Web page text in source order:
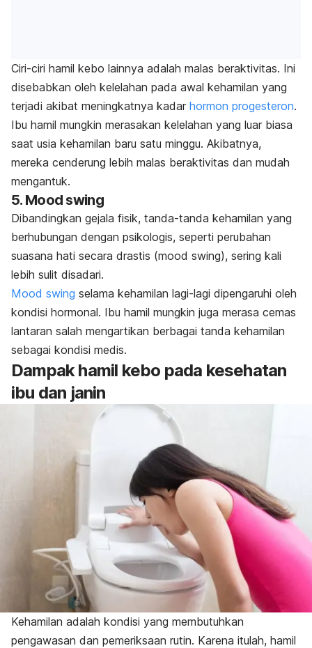
Ciri-ciri hamil kebo lainnya adalah malas beraktivitas. Ini
disebabkan oleh kelelahan pada awal kehamilan yang
terjadi akibat meningkatnya kadar hormon progesteron.
Ibu hamil mungkin merasakan kelelahan yang luar biasa
saat usia kehamilan baru satu minggu. Akibatnya,
mereka cenderung lebih malas beraktivitas dan mudah
mengantuk.
5. Mood swing
Dibandingkan gejala fisik, tanda-tanda kehamilan yang
berhubungan dengan psikologis, seperti perubahan
suasana hati secara drastis (mood swing), sering kali
lebih sulit disadari.
Mood swing selama kehamilan lagi-lagi dipengaruhi oleh
kondisi hormonal. Ibu hamil mungkin juga merasa cemas
lantaran salah mengartikan berbagai tanda kehamilan
sebagai kondisi medis.
Dampak hamil kebo pada kesehatan
ibu dan janin
Kehamilan adalah kondisi yang membutuhkan
pengawasan dan pemeriksaan rutin. Karena itulah, hamil